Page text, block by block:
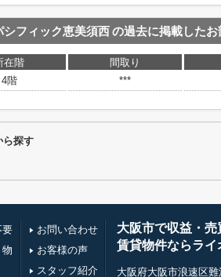
シフィック恵美須西の過去に掲載したお
在階 間取り
4階
***
ら探す
要
お問い合わせ
お客様の声
スタッフ紹介
大阪市で収益・
賃貸物件ならラ
大阪府大阪市浪速区